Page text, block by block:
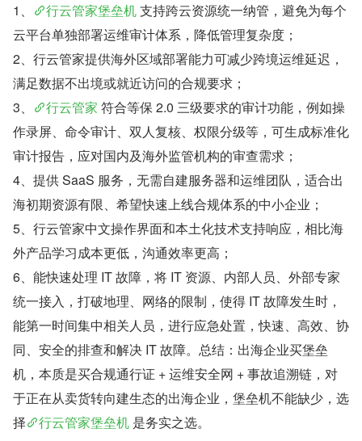
1、
行云管家堡垒机 支持跨云资源统一纳管，避免为每个
云平台单独部署运维审计体系，降低管理复杂度；
2、行云管家提供海外区域部署能力可减少跨境运维延迟，
满足数据不出境或就近访问的合规要求；
3、
行云管家 符合等保 2.0 三级要求的审计功能，例如操
作录屏、命令审计、双人复核、权限分级等，可生成标准化
审计报告，应对国内及海外监管机构的审查需求；
4、提供 SaaS 服务，无需自建服务器和运维团队，适合出
海初期资源有限、希望快速上线合规体系的中小企业；
5、行云管家中文操作界面和本土化技术支持响应，相比海
外产品学习成本更低，沟通效率更高；
6、能快速处理 IT 故障，将 IT 资源、内部人员、外部专家
统一接入，打破地理、网络的限制，使得 IT 故障发生时，
能第一时间集中相关人员，进行应急处置，快速、高效、协
同、安全的排查和解决 IT 故障。总结：出海企业买堡垒
机，本质是买合规通行证 + 运维安全网 + 事故追溯链，对
于正在从卖货转向建生态的出海企业，堡垒机不能缺少，选
择
行云管家堡垒机 是务实之选。